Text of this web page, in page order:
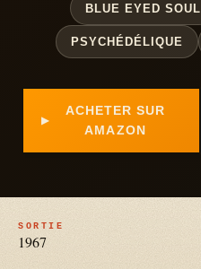
BLUE EYED SOUL
PSYCHÉDÉLIQUE
ACHETER SUR
AMAZON
SORTIE
1967